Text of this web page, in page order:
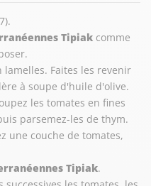
Tipiak comme
lamelles. Faites les revenir
à soupe d'huile d'olive.
les tomates en fines
parsemez-les de thym.
une couche de tomates,
Tipiak.